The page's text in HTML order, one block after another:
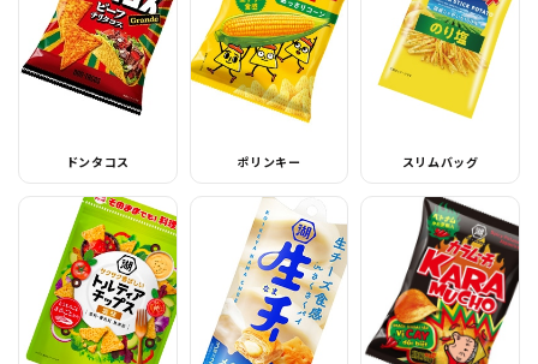
ドンタコス ポリンキー スリムバッグ